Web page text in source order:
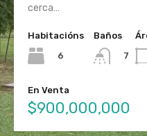
cerca…
Habitacións
6
Baños
7
En Venta
$900,000,000